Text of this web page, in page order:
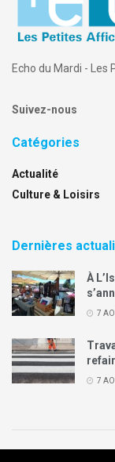
Echo du Mardi -
Suivez-nous
Catégories
Actualité
Culture & Loisirs
Dernières
À
7
7